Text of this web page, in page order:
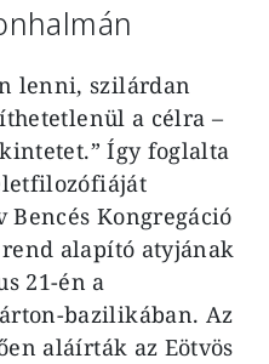
lenni, szilárdan
a célra –
Így foglalta
Kongregáció
alapító atyjának
21-én a
bazilikában. Az
aláírták az Eötvös